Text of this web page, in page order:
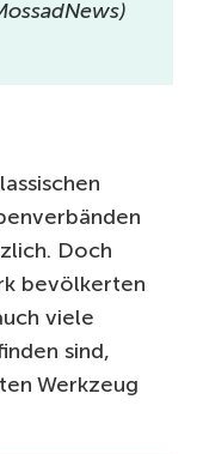
Doch
bevölkerten
viele
sind,
Werkzeug